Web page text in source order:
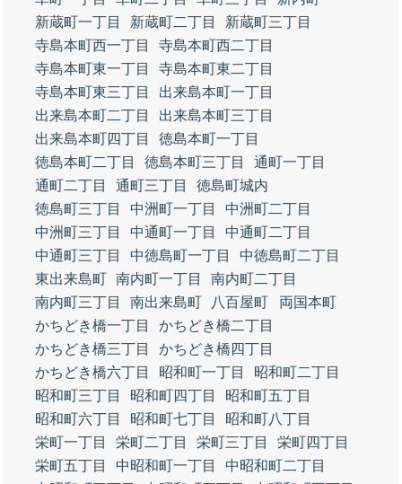
新蔵町一丁目
新蔵町二丁目
新蔵町三丁目
寺島本町西一丁目
寺島本町西二丁目
寺島本町東一丁目
寺島本町東二丁目
寺島本町東三丁目
出来島本町一丁目
出来島本町二丁目
出来島本町三丁目
出来島本町四丁目
徳島本町一丁目
徳島本町二丁目
徳島本町三丁目
通町一丁目
通町二丁目
通町三丁目
徳島町城内
徳島町三丁目
中洲町一丁目
中洲町二丁目
中洲町三丁目
中通町一丁目
中通町二丁目
中通町三丁目
中徳島町一丁目
中徳島町二丁目
東出来島町 南内町一丁目
南内町二丁目
南内町三丁目
南出来島町 八百屋町
両国本町
かちどき橋一丁目
かちどき橋二丁目
かちどき橋三丁目
かちどき橋四丁目
かちどき橋六丁目
昭和町一丁目
昭和町二丁目
昭和町三丁目
昭和町四丁目
昭和町五丁目
昭和町六丁目
昭和町七丁目
昭和町八丁目
栄町一丁目
栄町二丁目 栄町三丁目
栄町四丁目
栄町五丁目
中昭和町一丁目
中昭和町二丁目